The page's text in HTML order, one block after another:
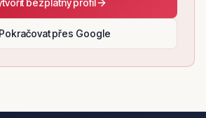
bezplatný profil
Pokračovat přes Google